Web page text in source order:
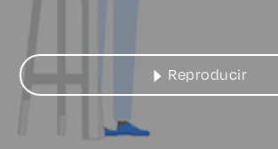
Reproducir